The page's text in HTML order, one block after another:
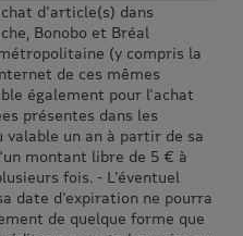
d'article(s) dans
Bonobo et Bréal
(y compris la
de ces mêmes
également pour l'achat
présentes dans les
valable un an à partir de sa
montant libre de 5 € à
fois. - L'éventuel
date d'expiration ne pourra
de quelque forme que